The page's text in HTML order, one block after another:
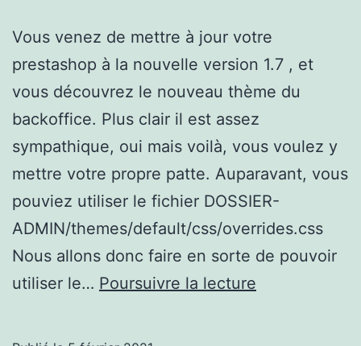
Vous venez de mettre à jour votre
prestashop à la nouvelle version 1.7 , et
vous découvrez le nouveau thème du
backoffice. Plus clair il est assez
sympathique, oui mais voilà, vous voulez y
mettre votre propre patte. Auparavant, vous
pouviez utiliser le fichier DOSSIER-
ADMIN/themes/default/css/overrides.css
Nous allons donc faire en sorte de pouvoir
utiliser le… Poursuivre la lecture